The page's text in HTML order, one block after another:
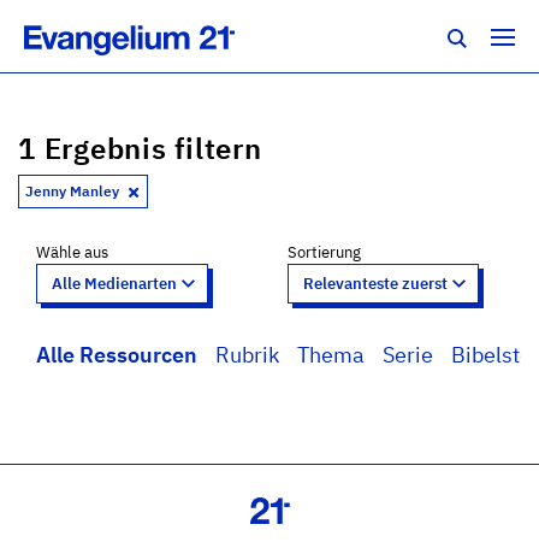
1 Ergebnis filtern
Jenny Manley
Wähle aus
Alle Ressourcen Rubrik Thema Serie
Sortierung